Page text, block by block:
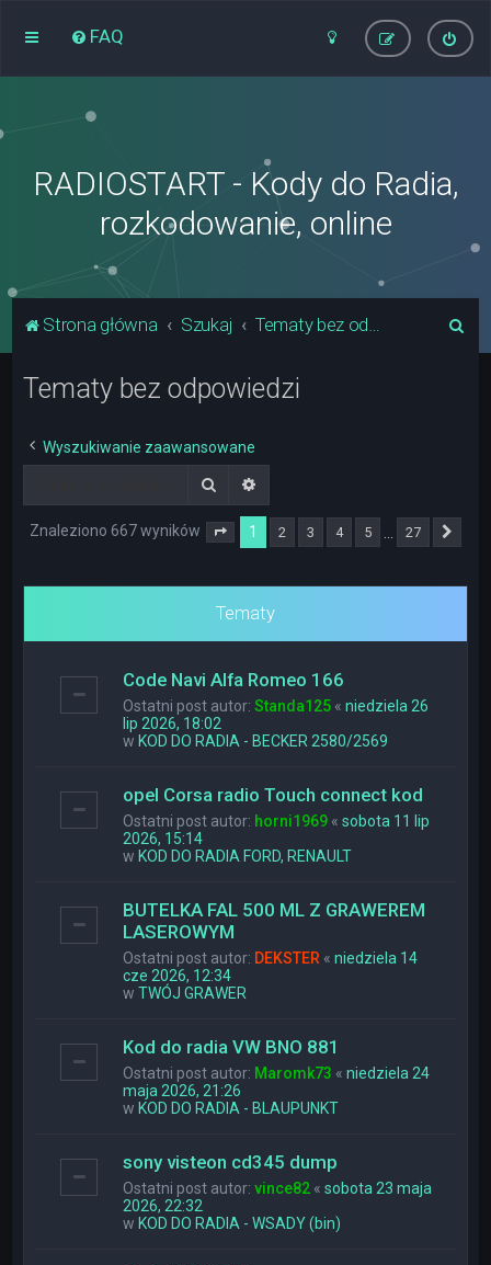
FAQ
RADIOSTART - Kody do Radia,
rozkodowanie, online
Strona główna Szukaj Tematy bez odpowiedzi
Tematy bez odpowiedzi
Wyszukiwanie zaawansowane
Szukaj
Znaleziono 667 wyników Strona 1z 27
1 2 3 4 5 27
Tematy
Code Navi Alfa Romeo 166
Ostatni post autor:Standa125 «niedziela 26
lip 2026, 18:02
w KOD DO RADIA - BECKER 2580/2569
opel Corsa radio Touch connect kod
Ostatni post autor: horni1969 «sobota 11 lip
2026, 15:14
w KOD DO RADIA FORD, RENAULT
BUTELKA FAL 500 ML Z GRAWEREM
LASEROWYM
Ostatni post autor: DEKSTER «niedziela 14
cze 2026, 12:34
wTWÓJ GRAWER
Kod do radia VW BNO 881
Ostatni post autor: Maromk73 «niedziela 24
maja 2026, 21:26
w KOD DO RADIA - BLAUPUNKT
sony visteon cd345 dump
Ostatni post autor:vince82 «sobota 23 maja
2026, 22:32
w KOD DO RADIA - WSADY (bin)